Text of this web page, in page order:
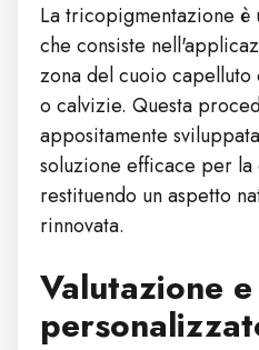
La tricopigmentazione è
che consiste
zona del cuoio
o calvizie. Questa
appositamente
soluzione efficace per
restituendo un aspetto
rinnovata.
Valutazione